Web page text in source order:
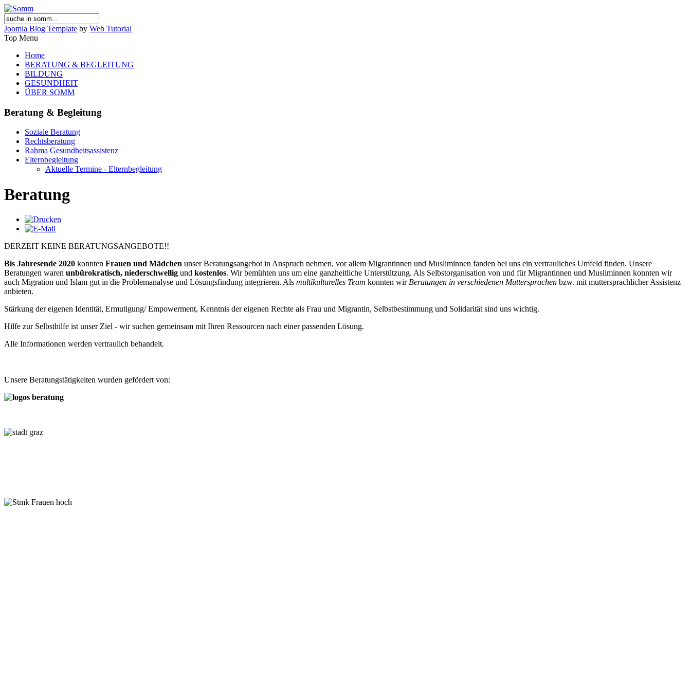
Joomla Blog Template by Web Tutorial
Top Menu
Home
BERATUNG & BEGLEITUNG
BILDUNG
GESUNDHEIT
ÜBER SOMM
Beratung & Begleitung
Soziale Beratung
Rechtsberatung
Rahma Gesundheitsassistenz
Elternbegleitung
Aktuelle Termine - Elternbegleitung
Beratung
DERZEIT KEINE BERATUNGSANGEBOTE!!
Bis Jahresende 2020 konnten Frauen und Mädchen unser Beratungsangebot in Anspruch nehmen, vor allem Migrantinnen und Musliminnen fanden bei uns ein vertrauliches Umfeld finden. Unsere
Beratungen waren unbürokratisch, niederschwellig und kostenlos. Wir bemühten uns um eine ganzheitliche Unterstützung. Als Selbstorganisation von und für Migrantinnen und Musliminnen konnten wir
auch Migration und Islam gut in die Problemanalyse und Lösungsfindung integrieren. Als multikulturelles Team konnten wir Beratungen in verschiedenen Muttersprachen bzw. mit muttersprachlicher Assistenz
anbieten.
Stärkung der eigenen Identität, Ermutigung/ Empowerment, Kenntnis der eigenen Rechte als Frau und Migrantin, Selbstbestimmung und Solidarität sind uns wichtig.
Hilfe zur Selbsthilfe ist unser Ziel - wir suchen gemeinsam mit Ihren Ressourcen nach einer passenden Lösung.
Alle Informationen werden vertraulich behandelt.
Unsere Beratungstätigkeiten wurden gefördert von: